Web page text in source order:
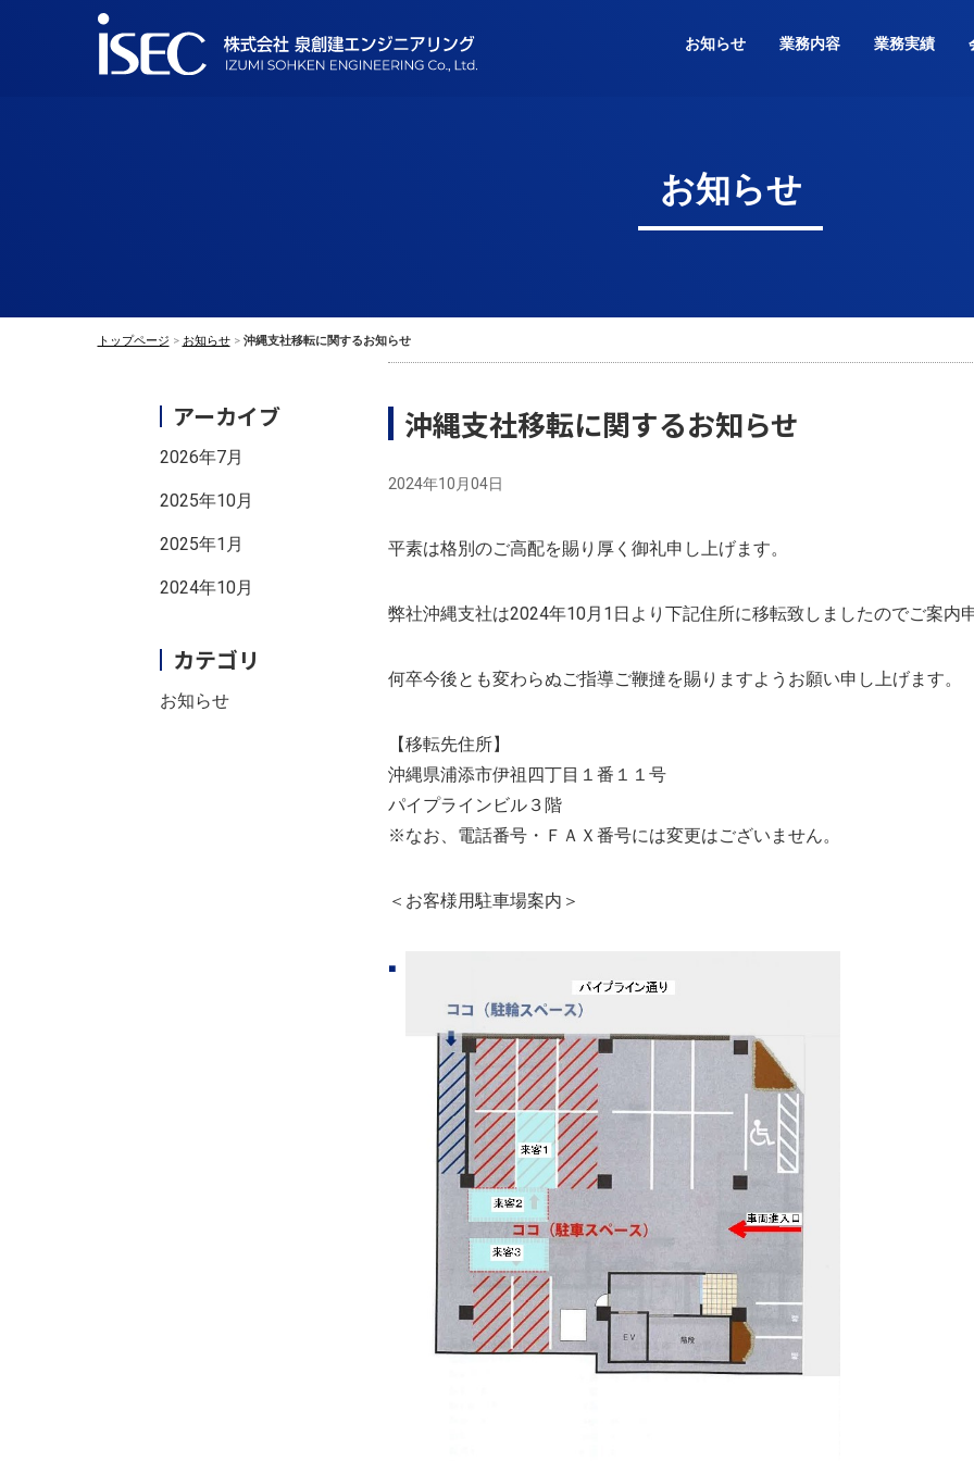
お知らせ 業務内容 業務実績
お知らせ
トップページ お知らせ 沖縄支社移転に関するお知らせ
沖縄支社移転に関するお知らせ
2024年10月04日
平素は格別のご高配を賜り厚く御礼申し上げます。
弊社沖縄支社は2024年10月1日より下記住所に移転致しましたのでご案内
何卒今後とも変わらぬご指導ご鞭撻を賜りますようお願い申し上げます。
【移転先住所】
沖縄県浦添市伊祖四丁目１番１１号
パイプラインビル３階
※なお、電話番号・ＦＡＸ番号には変更はございません。
＜お客様用駐車場案内＞
アーカイブ
2026年7月
2025年10月
2025年1月
2024年10月
カテゴリ
お知らせ